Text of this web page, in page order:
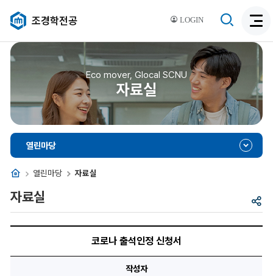
LOGIN
조경학전공
색
활
성
색
Eco mover, Glocal SCNU
자료실
홈 열린마당 자료실
열린마당
공
자료실
출
코로나 출석인정 신청서
작성자